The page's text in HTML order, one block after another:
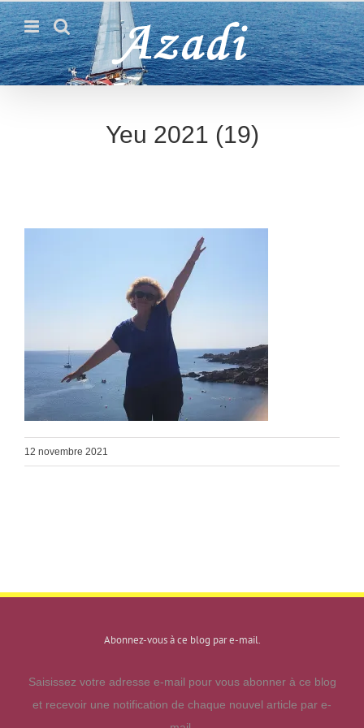
Passer
au
contenu
Yeu 2021 (19)
12 novembre 2021
Abonnez-vous à ce blog par e-mail.
Saisissez votre adresse e-mail pour vous abonner à ce blog
et recevoir une notification de chaque nouvel article par e-